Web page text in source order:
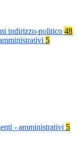
indirizzo-politico 48
5
- amministrativi 5